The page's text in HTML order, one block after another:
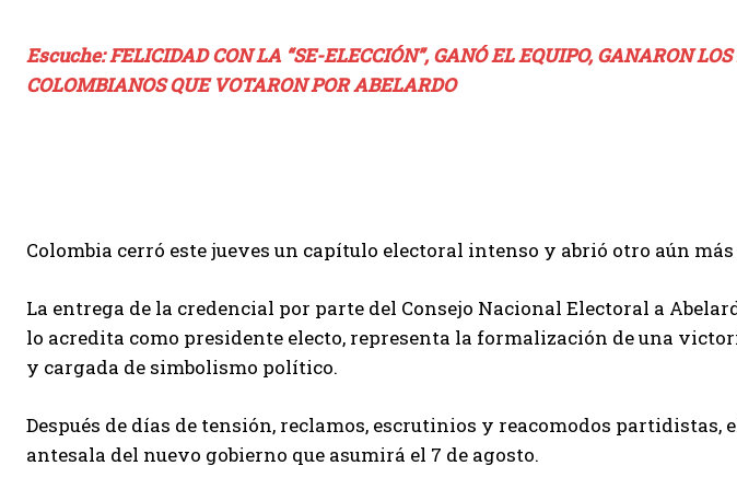
Escuche: FELICIDAD CON LA “SE-ELECCIÓN”, GANÓ EL EQUIPO, GANARON
COLOMBIANOS QUE VOTARON POR ABELARDO
Colombia cerró este jueves un capítulo electoral intenso y abrió otro aún
La entrega de la credencial por parte del Consejo Nacional Electoral a
lo acredita como presidente electo, representa la formalización de una
y cargada de simbolismo político.
Después de días de tensión, reclamos, escrutinios y reacomodos partidistas,
antesala del nuevo gobierno que asumirá el 7 de agosto.